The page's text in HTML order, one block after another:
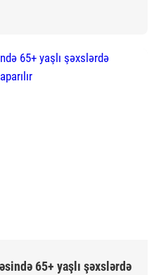
65+ yaşlı şəxslərdə